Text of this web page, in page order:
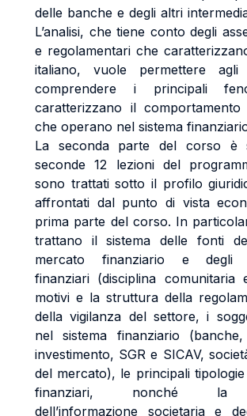
delle banche e degli altri
L’analisi, che tiene conto degli
e regolamentari che
italiano, vuole permettere
comprendere i principali
caratterizzano il comportamento
che operano nel sistema
La seconda parte del corso è
seconde 12 lezioni del
sono trattati sotto il profilo
affrontati dal punto di vista
prima parte del corso. In
trattano il sistema delle fonti
mercato finanziario e degli
finanziari (disciplina comunitaria
motivi e la struttura della
della vigilanza del settore, i
nel sistema finanziario
investimento, SGR e SICAV,
del mercato), le principali
finanziari, nonché la
dell’informazione societaria e